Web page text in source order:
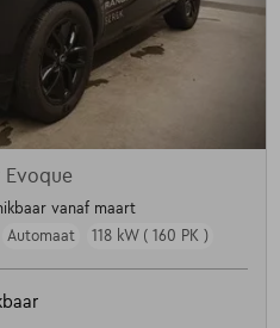
Evoque
vanaf maart
Automaat 118 kW ( 160 PK )